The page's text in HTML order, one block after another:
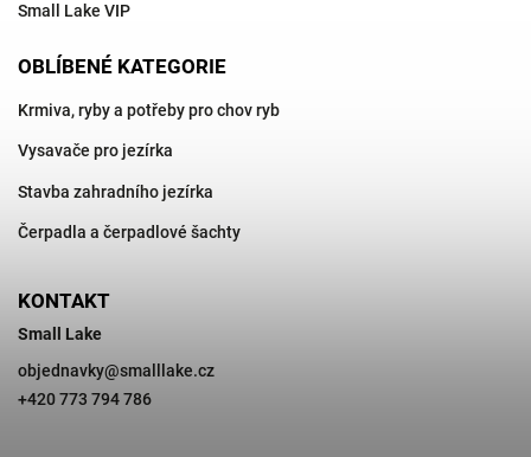
Small Lake VIP
OBLÍBENÉ KATEGORIE
Krmiva, ryby a potřeby pro chov ryb
Vysavače pro jezírka
Stavba zahradního jezírka
Čerpadla a čerpadlové šachty
KONTAKT
Small Lake
objednavky@smalllake.cz
+420 773 794 786